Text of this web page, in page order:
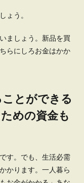
たいという時には、い
アを解説
いと思っても、なかなか
ずに悩んでいる人もいる
でも安い食費に出
ょう。
ましょう。新品を買
らにしろお金はかか
とができる
めの資金も
す。でも、生活必需
かります。一人暮ら